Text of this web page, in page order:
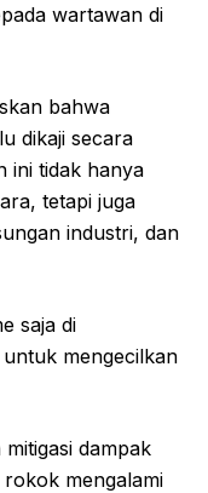
wartawan di
bahwa
dikaji secara
ini tidak hanya
tetapi juga
industri, dan
saja di
mengecilkan
dampak
mengalami